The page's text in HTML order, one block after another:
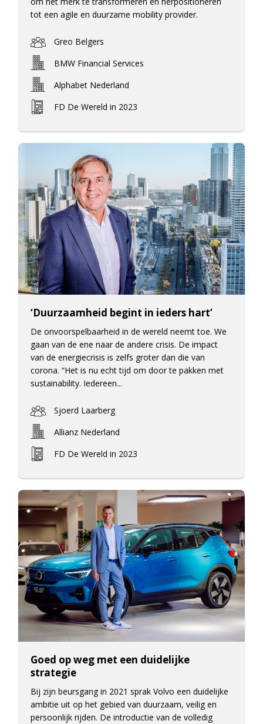
tot een agile en duurzame mobility provider.
Greo Belgers
BMW Financial Services
Alphabet Nederland
FD De Wereld in 2023
‘Duurzaamheid begint in ieders hart’
De onvoorspelbaarheid in de wereld neemt toe. We
gaan van de ene naar de andere crisis. De impact
van de energiecrisis is zelfs groter dan die van
corona. “Het is nu echt tijd om door te pakken met
sustainability. Iedereen...
Sjoerd Laarberg
Allianz Nederland
FD De Wereld in 2023
Goed op weg met een duidelijke
strategie
Bij zijn beursgang in 2021 sprak Volvo een duidelijke
ambitie uit op het gebied van duurzaam, veilig en
persoonlijk rijden. De introductie van de volledig